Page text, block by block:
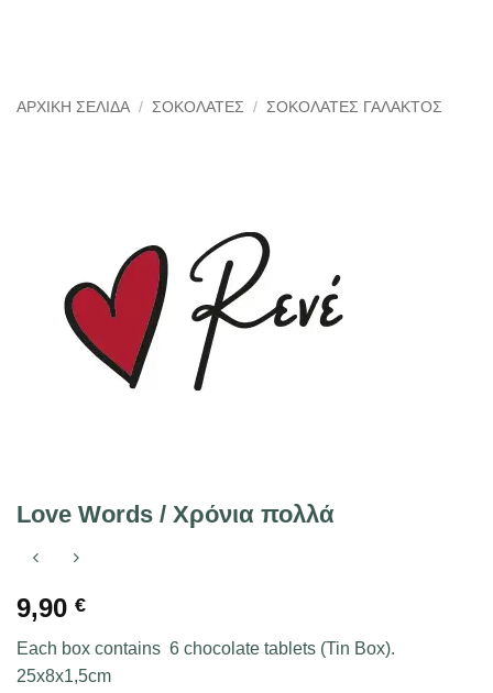
ΑΡΧΙΚΉ ΣΕΛΊΔΑ / ΣΟΚΟΛΆΤΕΣ / ΣΟΚΟΛΆΤΕΣ ΓΆΛΑΚΤΟΣ
Love Words / Χρόνια πολλά
9,90 €
Each box contains 6 chocolate tablets (Tin Box).
25x8x1,5cm